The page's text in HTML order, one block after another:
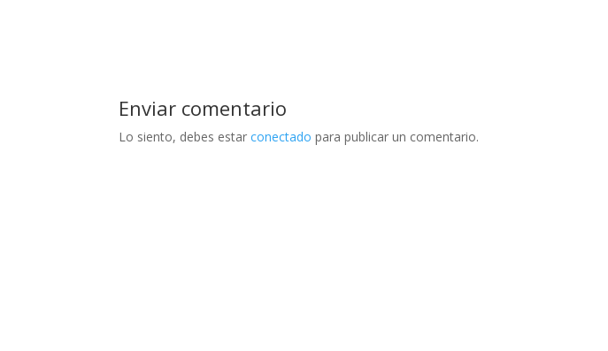
Enviar comentario
Lo siento, debes estarconectado para publicar un comentario.